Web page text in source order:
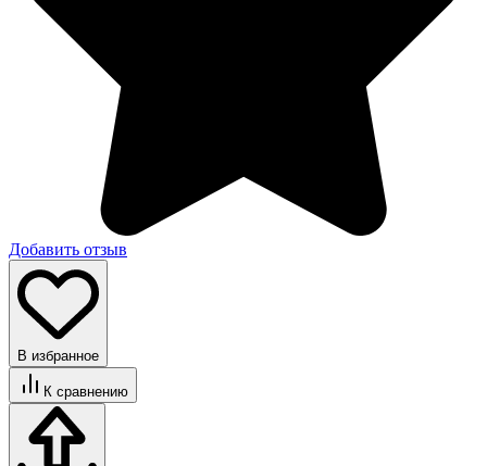
Добавить отзыв
В избранное
К сравнению